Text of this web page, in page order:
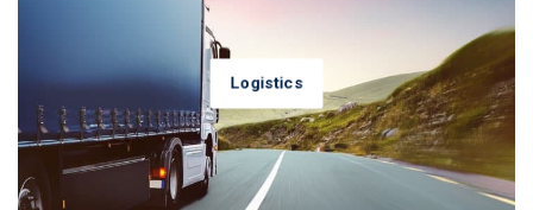
Logistics
CASE STUDIES